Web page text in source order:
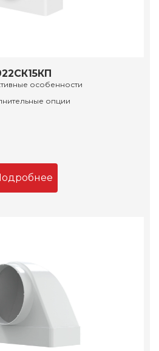
особенности
опции